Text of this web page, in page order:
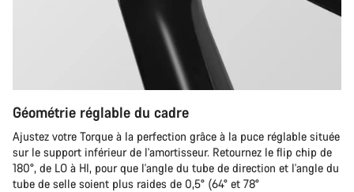
Géométrie réglable du cadre
Ajustez votre Torque à la perfection grâce à la puce réglable située
sur le support inférieur de l'amortisseur. Retournez le flip chip de
180°, de LO à HI, pour que l'angle du tube de direction et l'angle du
tube de selle soient plus raides de 0,5° (64° et 78°